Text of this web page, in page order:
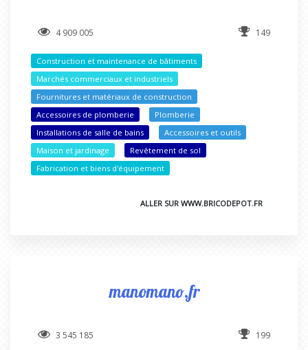
4 909 005 149
Construction et maintenance de bâtiments
Marchés commerciaux et industriels
Fournitures et matériaux de construction
Accessoires de plomberie
Plomberie
Installations de salle de bains
Accessoires et outils
Maison et jardinage
Revêtement de sol
Fabrication et biens d'équipement
ALLER SUR WWW.BRICODEPOT.FR
manomano.fr
3 545 185 199